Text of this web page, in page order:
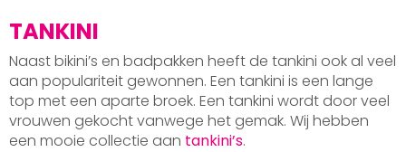
TANKINI
Naast bikini’s en badpakken heeft de tankini ook al veel
aan populariteit gewonnen. Een tankini is een lange
top met een aparte broek. Een tankini wordt door veel
vrouwen gekocht vanwege het gemak. Wij hebben
een mooie collectie aan tankini’s.